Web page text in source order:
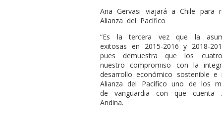
Ana Gervasi viajará a Chile para
Alianza del Pacífico
“Es la tercera vez que la
exitosas en 2015-2016 y 2018-
pues demuestra que los
nuestro compromiso con la
desarrollo económico sostenible
Alianza del Pacífico uno de los
de vanguardia con que cuenta
Andina.